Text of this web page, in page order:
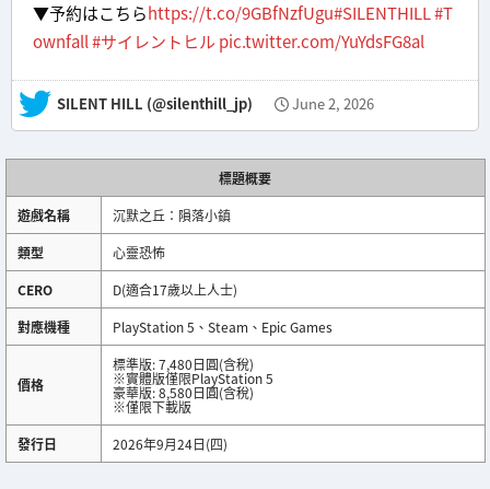
▼予約はこちらhttps://t.co/9GBfNzfUgu#SILENTHILL#T
ownfall#サイレントヒル pic.twitter.com/YuYdsFG8al
— SILENT HILL (@silenthill_jp) June 2, 2026
標題概要
遊戲名稱
沉默之丘：隕落小鎮
類型
心靈恐怖
CERO
D(適合17歲以上人士)
對應機種
PlayStation 5、Steam、Epic Games
價格
標準版: 7,480日圓(含稅)
※實體版僅限PlayStation 5
豪華版: 8,580日圓(含稅)
※僅限下載版
發行日
2026年9月24日(四)